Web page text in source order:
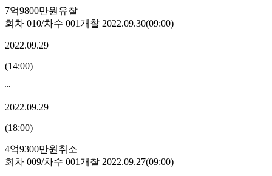
7억9800만원 유찰
회차 010/차수 001개찰 2022.09.30(09:00)
2022.09.29
(14:00)
~
2022.09.29
(18:00)
4억9300만원 취소
회차 009/차수 001개찰 2022.09.27(09:00)